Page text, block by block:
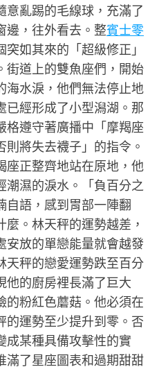
意亂踢的毛線球，充滿了
邊，往外看去。整賓士零
如其來的「超級修正」
街道上的雙魚座們，開始
海水淚，他們無法停止地
已經形成了小型潟湖。那
格遵守著廣播中「摩羯座
將失去襪子」的指令。
座正整齊地站在原地，他
潮濕的淚水。「負百分之
自語，感到胃部一陣翻
。林天秤的運勢越差，
安放的單戀能量就會越發
天秤的戀愛運勢跌至百分
他的廚房裡長滿了巨大
的粉紅色蘑菇。他必須在
的運勢至少提升到零。否
成某種具備攻擊性的實
滿了星座圖表和過期甜甜